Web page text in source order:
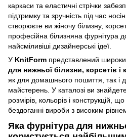
каркаси та еластичні стрічки
підтримку та зручність під час
створюєте ви жіночу білизну,
професійна білизняна фурнітура
найсміливіші дизайнерські ідеї.
У KnitForm представлений
для нижньої білизни, корсетів і
як для домашнього пошиття, так і
майстерень. У каталозі ви
розмірів, кольорів і конструкцій,
бездоганні вироби з високим
Яка фурнітура для